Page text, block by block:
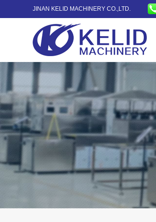
JINAN KELID MACHINERY CO.,LTD.